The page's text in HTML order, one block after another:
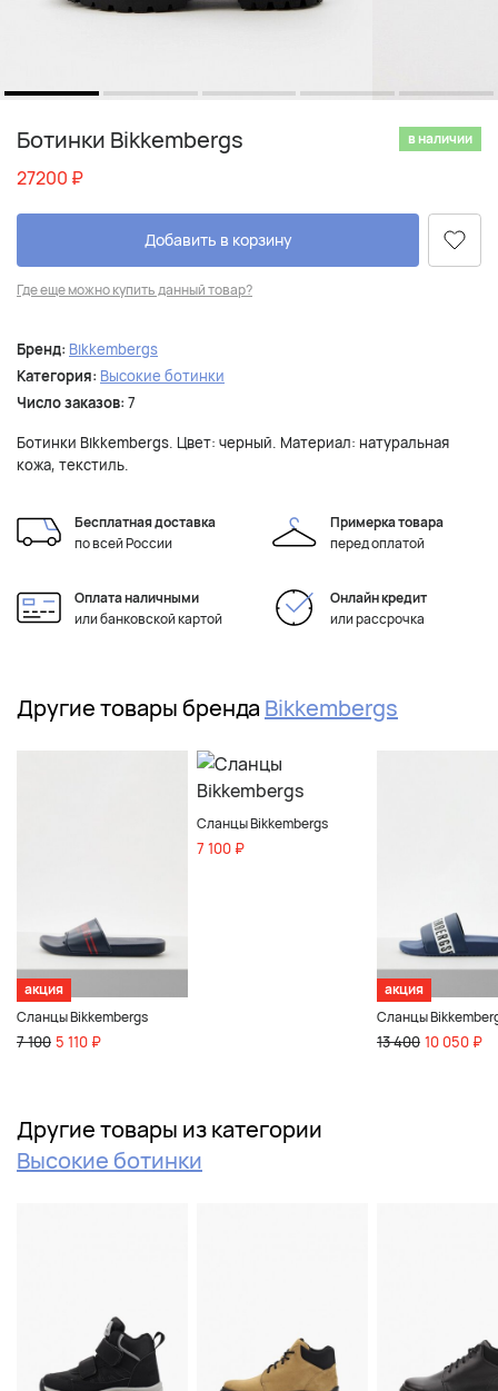
Ботинки Bikkembergs в наличии
27200 ₽
Добавить в корзину
Где еще можно купить данный товар?
Бренд: Bikkembergs
Категория: Высокие ботинки
Число заказов: 7
Ботинки Bikkembergs. Цвет: черный. Материал: натуральная
кожа, текстиль.
Бесплатная доставка
по всей России
Примерка товара
перед оплатой
Оплата наличными
или банковской картой
Онлайн кредит
или рассрочка
Другие товары бренда Bikkembergs
акция
Сланцы Bikkembergs
7 100 5 110 ₽
Сланцы Bikkembergs
7 100 ₽
акция
Сланцы
13 400 10 050 ₽
Другие товары из категории
Высокие ботинки